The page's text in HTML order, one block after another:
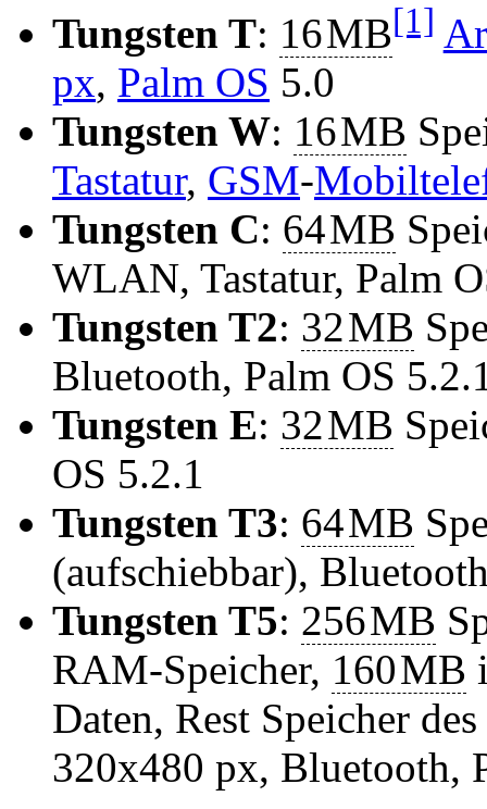
Tungsten T: 16MB[1]
px, Palm OS 5.0
Tungsten W: 16MB
Tastatur, GSM-
Tungsten C: 64MB
WLAN, Tastatur, Palm
Tungsten T2: 32MB
Bluetooth, Palm OS
Tungsten E: 32MB
OS 5.2.1
Tungsten T3: 64MB
(aufschiebbar),
Tungsten T5: 256MB
RAM-Speicher, 160MB
Daten, Rest Speicher
320x480 px, Bluetooth,